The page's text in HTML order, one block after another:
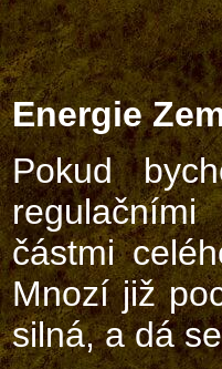
Energie
Pokud
částmi
Mnozí již
silná, a dá